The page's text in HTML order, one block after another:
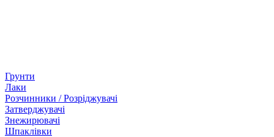
Грунти
Лаки
Розчинники / Розріджувачі
Затверджувачі
Знежирювачі
Шпаклівки